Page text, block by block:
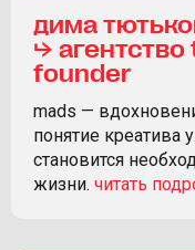
дима
⮡
founder
mads —
понятие креатива
становится
жизни.